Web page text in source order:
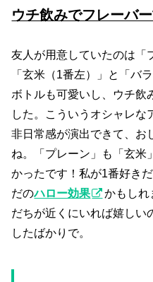
ウチ飲みでフレーバ
友人が用意していたのは「
「玄米（1番左）」と「バ
ボトルも可愛いし、ウチ飲
した。こういうオシャレな
非日常感が演出できて、お
ね。「プレーン」も「玄米
かったです！私が1番好き
だのハロー効果
かもしれ
だちが近くにいれば嬉しい
したばかりで。